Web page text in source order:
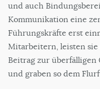
und auch
Kommunikation eine
Führungskräfte erst
Mitarbeitern, leisten
Beitrag zur
und graben so dem